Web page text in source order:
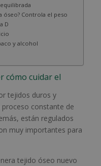
óseo? Controla el peso
D
y alcohol
cómo cuidar el
tejidos duros y
constante de
están regulados
muy importantes para
tejido óseo nuevo